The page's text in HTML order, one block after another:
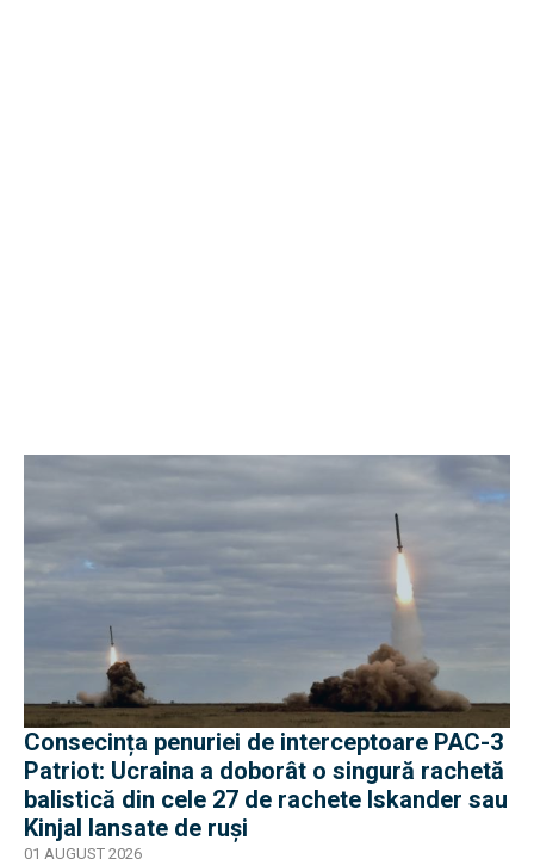
Consecința penuriei de interceptoare PAC-3
Patriot: Ucraina a doborât o singură rachetă
balistică din cele 27 de rachete Iskander sau
Kinjal lansate de ruși
01 AUGUST 2026